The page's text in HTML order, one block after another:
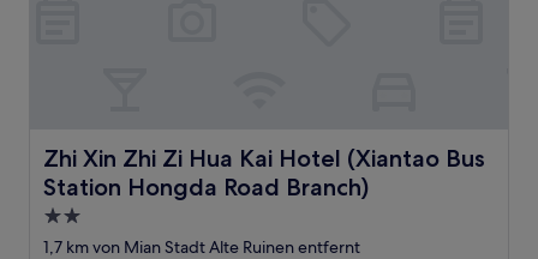
Zhi Xin Zhi Zi Hua Kai Hotel (Xiantao Bus
Station Hongda Road Branch)
Zhi Xin Zhi Zi Hua Kai Hotel (Xiantao Bus Station
2.0-
Sterne-
1,7 km von Mian Stadt Alte Ruinen entfernt